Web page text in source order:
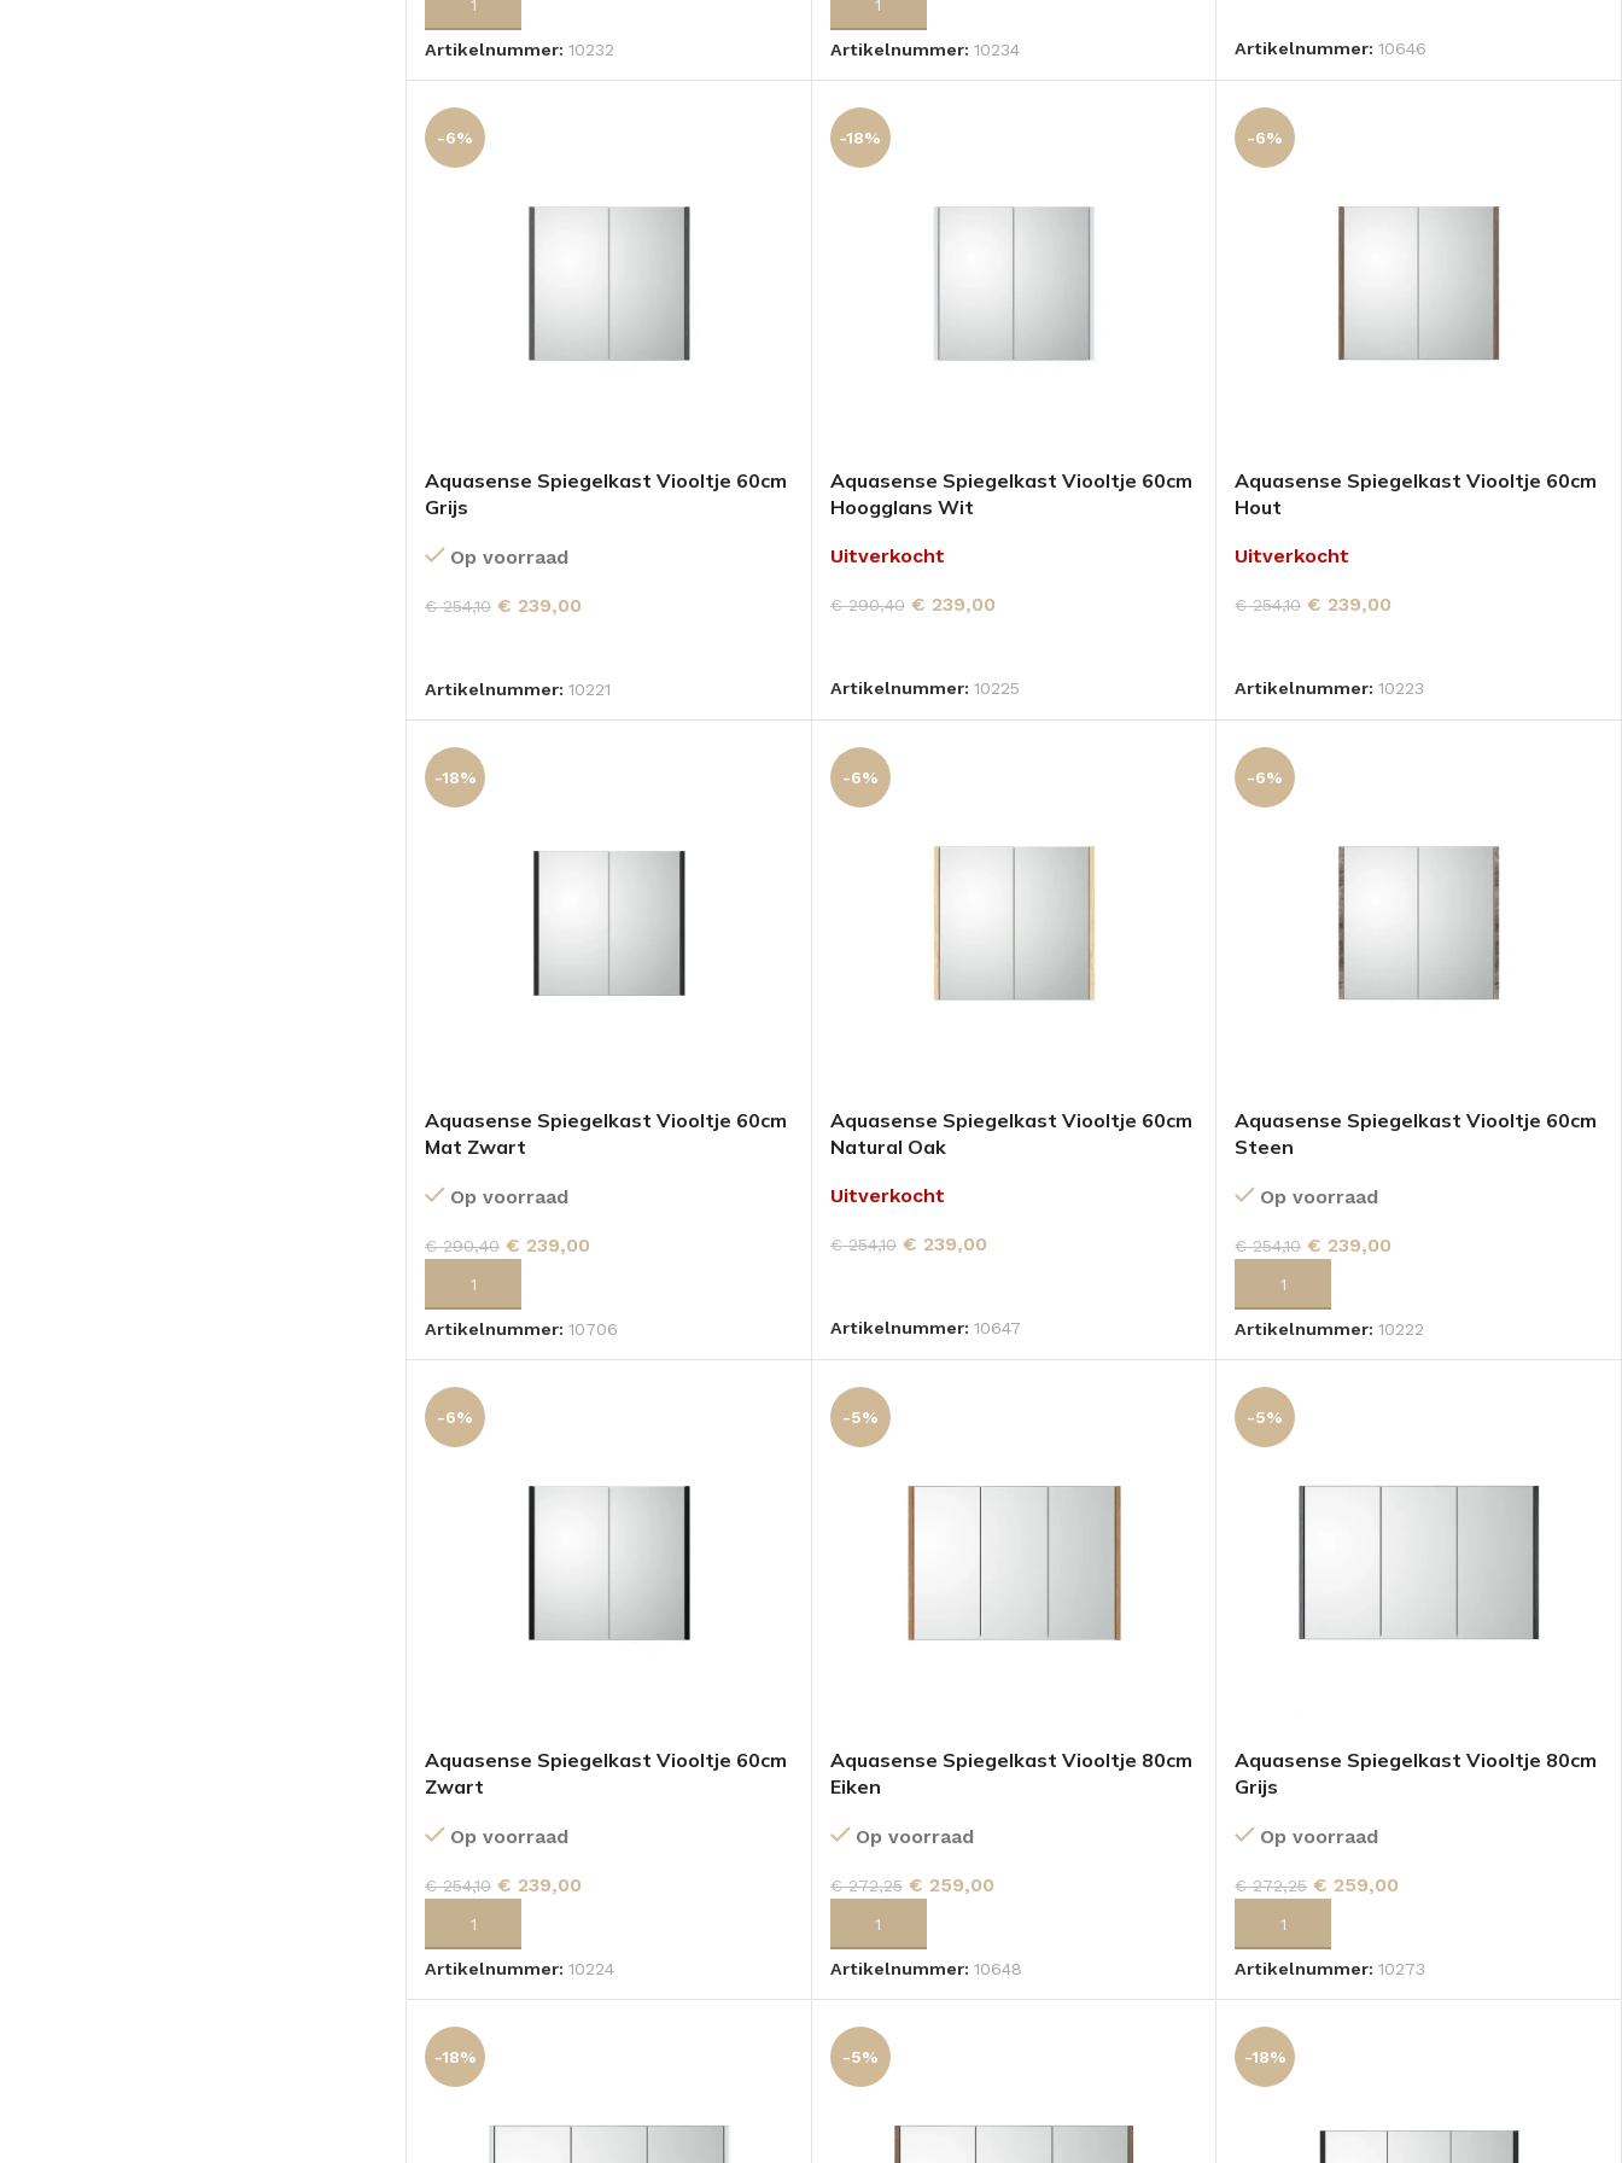
TOEVOEGEN AAN WINKELWAGEN
Artikelnummer: 10232
TOEVOEGEN AAN WINKELWAGEN
Artikelnummer: 10234 Artikelnummer:10646
-6%
Aquasense Spiegelkast Viooltje 60cm
Grijs
Op voorraad
€254,10 € 239,00
Artikelnummer: 10221
-18%
Aquasense Spiegelkast Viooltje 60cm
Hoogglans Wit
Uitverkocht
€290,40 € 239,00
Artikelnummer: 10225
-6%
Aquasense Spiegelkast Viooltje 60cm
Hout
Uitverkocht
€254,10 € 239,00
Artikelnummer:10223
-18%
Aquasense Spiegelkast Viooltje 60cm
Mat Zwart
Op voorraad
€290,40 € 239,00
TOEVOEGEN AAN WINKELWAGEN
Artikelnummer: 10706
-6%
Aquasense Spiegelkast Viooltje 60cm
Natural Oak
Uitverkocht
€254,10 € 239,00
Artikelnummer: 10647
-6%
Aquasense Spiegelkast Viooltje 60cm
Steen
Op voorraad
€254,10 € 239,00
TOEVOEGEN AAN WINKELWAGEN
Artikelnummer:10222
-6%
Aquasense Spiegelkast Viooltje 60cm
Zwart
Op voorraad
€254,10 € 239,00
TOEVOEGEN AAN WINKELWAGEN
Artikelnummer: 10224
-5%
Aquasense Spiegelkast Viooltje 80cm
Eiken
Op voorraad
€272,25 € 259,00
TOEVOEGEN AAN WINKELWAGEN
Artikelnummer: 10648
-5%
Aquasense Spiegelkast Viooltje 80cm
Grijs
Op voorraad
€272,25 € 259,00
TOEVOEGEN AAN WINKELWAGEN
Artikelnummer:10273
-18% -5% -18%